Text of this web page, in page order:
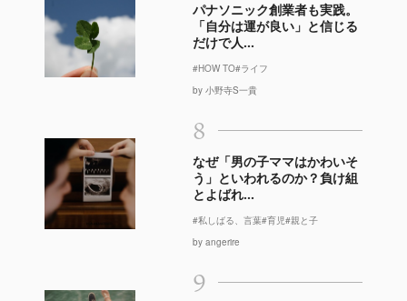
パナソニック創業者も実践。
「自分は運が良い」と信じる
だけで人...
#HOW TO#ライフ
by 小野寺S一貴
8
なぜ「男の子ママはかわいそ
う」といわれるのか？負け組
とよばれ...
#私しばる、言葉#育児#親と子
by angerire
9